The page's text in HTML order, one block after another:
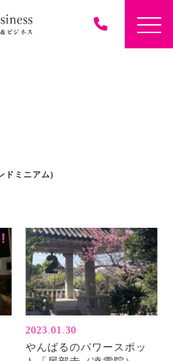
ドミニアム)
2023.01.30
やんばるのパワースポッ